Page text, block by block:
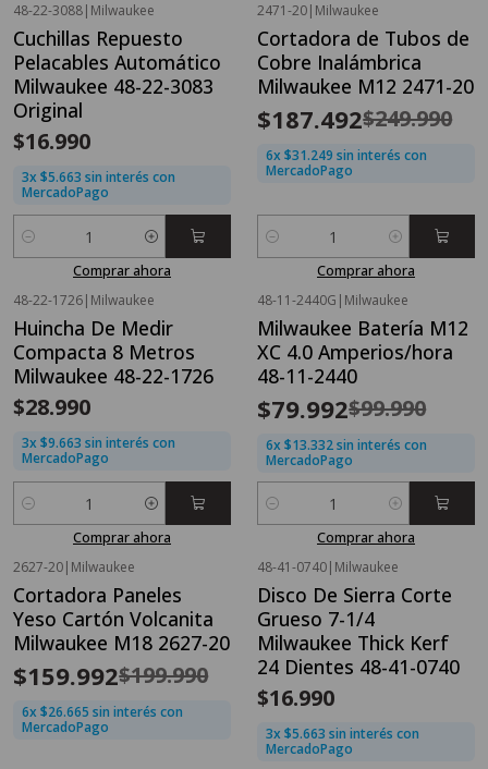
48-22-3088| Milwaukee
Cuchillas Repuesto
Pelacables Automático
Milwaukee 48-22-3083
Original
$16.990
3x $5.663 sin interés con
MercadoPago
Cantidad
Comprar ahora
OFERTA FLASH⚡
-25%OFF
2471-20| Milwaukee
Cortadora de Tubos de
Cobre Inalámbrica
Milwaukee M12 2471-20
$187.492$249.990
6x $31.249 sin interés con
MercadoPago
Cantidad
Comprar ahora
48-22-1726| Milwaukee
Huincha De Medir
Compacta 8 Metros
Milwaukee 48-22-1726
$28.990
3x $9.663 sin interés con
MercadoPago
Cantidad
Comprar ahora
OFERTA FLASH⚡
-20%OFF
48-11-2440G | Milwaukee
Milwaukee Batería M12
XC 4.0 Amperios/hora
48-11-2440
$79.992$99.990
6x $13.332 sin interés con
MercadoPago
Cantidad
Comprar ahora
OFERTA FLASH⚡
-20%OFF
2627-20| Milwaukee
Cortadora Paneles
Yeso Cartón Volcanita
Milwaukee M18 2627-20
$159.992$199.990
6x $26.665 sin interés con
MercadoPago
48-41-0740| Milwaukee
Disco De Sierra Corte
Grueso 7-1/4
Milwaukee Thick Kerf
24 Dientes 48-41-0740
$16.990
3x $5.663 sin interés con
MercadoPago